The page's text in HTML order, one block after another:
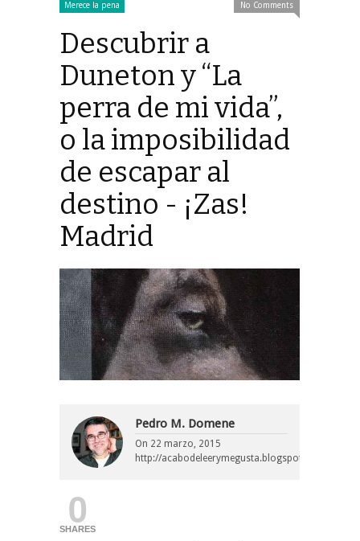
Merece la pena No Comments
Descubrir a
Duneton y “La
perra de mi vida”,
o la imposibilidad
de escapar al
destino - ¡Zas!
Madrid
Pedro M. Domene
On 22 marzo, 2015
http://acabodeleerymegusta.blogspot.com/
0
SHARES